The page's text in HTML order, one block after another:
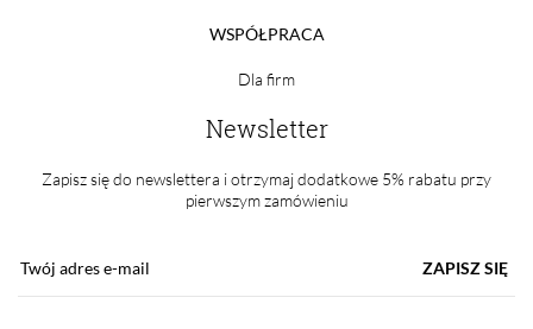
WSPÓŁPRACA
Dla firm
Newsletter
Zapisz się do newslettera i otrzymaj dodatkowe 5% rabatu przy
pierwszym zamówieniu
ZAPISZ SIĘ